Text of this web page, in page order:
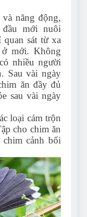
năng động,
mới nuôi
sát từ xa
mới. Không
nhiều người
Sau vài ngày
ăn đầy đủ
sau vài ngày
loại cám trộn
cho chim ăn
cảnh bổi